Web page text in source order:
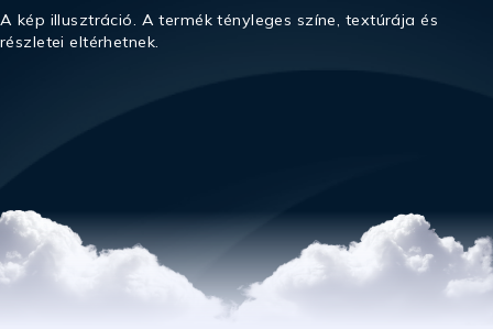
A kép illusztráció. A termék tényleges színe, textúrája és
részletei eltérhetnek.